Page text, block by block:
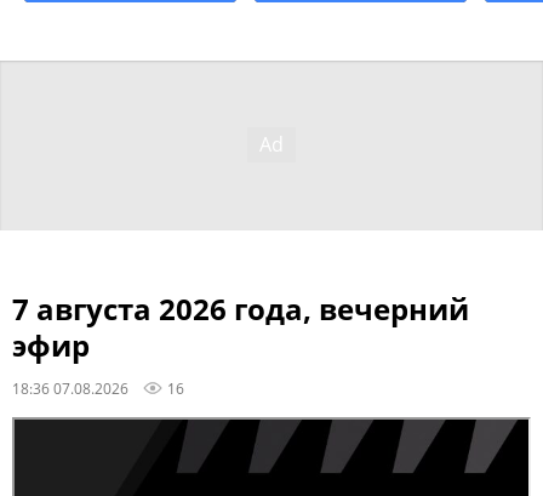
7 августа 2026 года, вечерний
эфир
18:36 07.08.2026 16